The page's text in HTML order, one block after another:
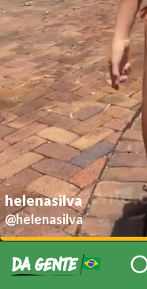
helenasilva
@helenasilva